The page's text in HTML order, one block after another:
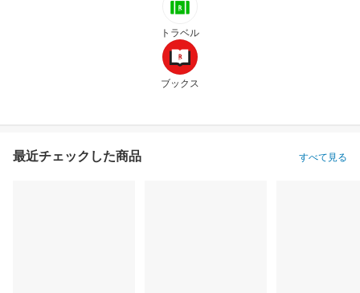
トラベル
ブックス
最近チェックした商品 すべて見る